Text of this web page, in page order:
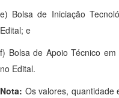
e) Bolsa de Iniciação
Edital; e
f) Bolsa de Apoio Técnico
no Edital.
Nota: Os valores, quantidade